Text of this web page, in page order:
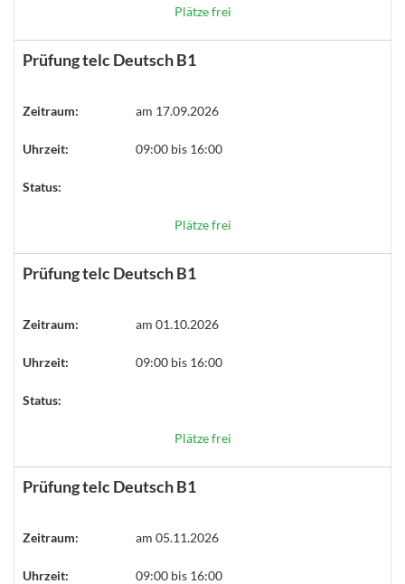
Plätze frei
Prüfung telc Deutsch B1
Zeitraum: am 17.09.2026
Uhrzeit: 09:00 bis 16:00
Status:
Plätze frei
Prüfung telc Deutsch B1
Zeitraum: am 01.10.2026
Uhrzeit: 09:00 bis 16:00
Status:
Plätze frei
Prüfung telc Deutsch B1
Zeitraum: am 05.11.2026
Uhrzeit: 09:00 bis 16:00